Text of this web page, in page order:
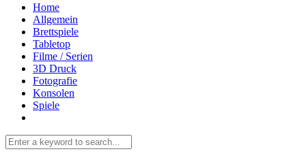
Home
Allgemein
Brettspiele
Tabletop
Filme / Serien
3D Druck
Fotografie
Konsolen
Spiele